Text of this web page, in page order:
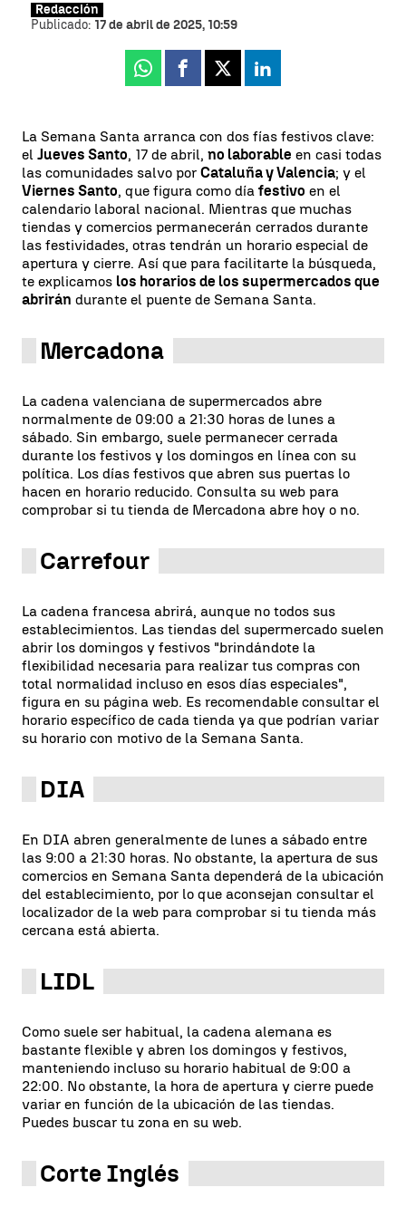
Redacción
Publicado: 17 de abril de 2025, 10:59
Whatsapp
Facebook
X Linkedin
La Semana Santa arranca con dos fías festivos clave:
el Jueves Santo, 17 de abril, no laborable en casi todas
las comunidades salvo por Cataluña y Valencia; y el
Viernes Santo, que figura como día festivo en el
calendario laboral nacional. Mientras que muchas
tiendas y comercios permanecerán cerrados durante
las festividades, otras tendrán un horario especial de
apertura y cierre. Así que para facilitarte la búsqueda,
te explicamos los horarios de los supermercados que
abrirán durante el puente de Semana Santa.
Mercadona
La cadena valenciana de supermercados abre
normalmente de 09:00 a 21:30 horas de lunes a
sábado. Sin embargo, suele permanecer cerrada
durante los festivos y los domingos en línea con su
política. Los días festivos que abren sus puertas lo
hacen en horario reducido. Consulta su web para
comprobar si tu tienda de Mercadona abre hoy o no.
Carrefour
La cadena francesa abrirá, aunque no todos sus
establecimientos. Las tiendas del supermercado suelen
abrir los domingos y festivos "brindándote la
flexibilidad necesaria para realizar tus compras con
total normalidad incluso en esos días especiales",
figura en su página web. Es recomendable consultar el
horario específico de cada tienda ya que podrían variar
su horario con motivo de la Semana Santa.
DIA
En DIA abren generalmente de lunes a sábado entre
las 9:00 a 21:30 horas. No obstante, la apertura de sus
comercios en Semana Santa dependerá de la ubicación
del establecimiento, por lo que aconsejan consultar el
localizador de la web para comprobar si tu tienda más
cercana está abierta.
LIDL
Como suele ser habitual, la cadena alemana es
bastante flexible y abren los domingos y festivos,
manteniendo incluso su horario habitual de 9:00 a
22:00. No obstante, la hora de apertura y cierre puede
variar en función de la ubicación de las tiendas.
Puedes buscar tu zona en su web.
Corte Inglés